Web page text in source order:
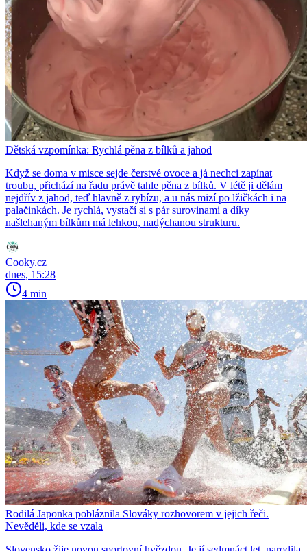
Dětská vzpomínka: Rychlá pěna z bílků a jahod
Když se doma v misce sejde čerstvé ovoce a já nechci zapínat
troubu, přichází na řadu právě tahle pěna z bílků. V létě ji dělám
nejdřív z jahod, teď hlavně z rybízu, a u nás mizí po lžičkách i na
palačinkách. Je rychlá, vystačí si s pár surovinami a díky
našlehaným bílkům má lehkou, nadýchanou strukturu.
Cooky.cz
dnes, 15:28
4 min
Rodilá Japonka pobláznila Slováky rozhovorem v jejich řeči.
Nevěděli, kde se vzala